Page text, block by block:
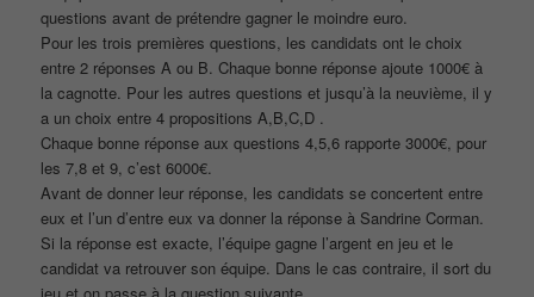
questions avant de prétendre gagner le moindre euro.
Pour les trois premières questions, les candidats ont le choix
entre 2 réponses A ou B. Chaque bonne réponse ajoute 1000€ à
la cagnotte. Pour les autres questions et jusqu’à la neuvième, il y
a un choix entre 4 propositions A,B,C,D .
Chaque bonne réponse aux questions 4,5,6 rapporte 3000€, pour
les 7,8 et 9, c’est 6000€.
Avant de donner leur réponse, les candidats se concertent entre
eux et l’un d’entre eux va donner la réponse à Sandrine Corman.
Si la réponse est exacte, l’équipe gagne l’argent en jeu et le
candidat va retrouver son équipe. Dans le cas contraire, il sort du
jeu et on passe à la question suivante.